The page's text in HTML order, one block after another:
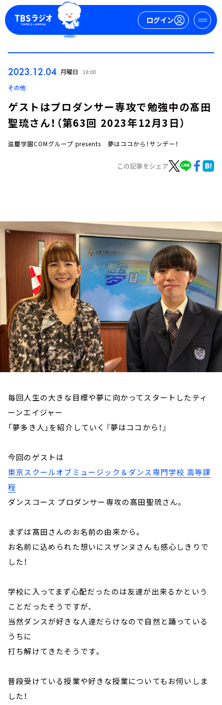
ログイン
お知らせ
イベント・グッズ
YouTube
会社情報
2023.12.04 月曜日 18:00
その他
ゲストはプロダンサー専攻で勉強中の髙田
聖琉さん！（第63回 2023年12月3日）
滋慶学園COMグループ presents 夢はココから！サンデー！
この記事をシェア
毎回人生の大きな目標や夢に向かってスタートしたティ
ーンエイジャー
「夢多き人」を紹介していく『夢はココから！』
今回のゲストは
東京スクールオブミュージック＆ダンス専門学校 高等課
程
ダンスコース プロダンサー専攻の髙田聖琉さん。
まずは髙田さんのお名前の由来から。
お名前に込められた想いにスザンヌさんも感心しきりで
した！
学校に入ってまず心配だったのは友達が出来るかという
ことだったそうですが、
当然ダンスが好きな人達だらけなので自然と踊っている
うちに
打ち解けてきたそうです。
普段受けている授業や好きな授業についてもお伺いしま
した！